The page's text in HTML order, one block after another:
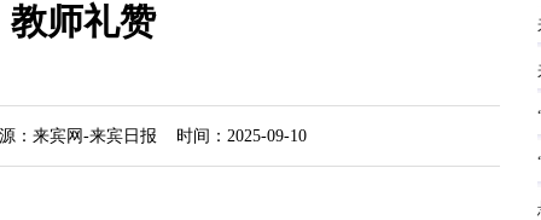
教师礼赞
：来宾网-来宾日报 时间：2025-09-10